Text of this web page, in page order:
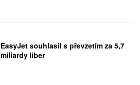
EasyJet souhlasil s převzetím za 5,7
miliardy liber